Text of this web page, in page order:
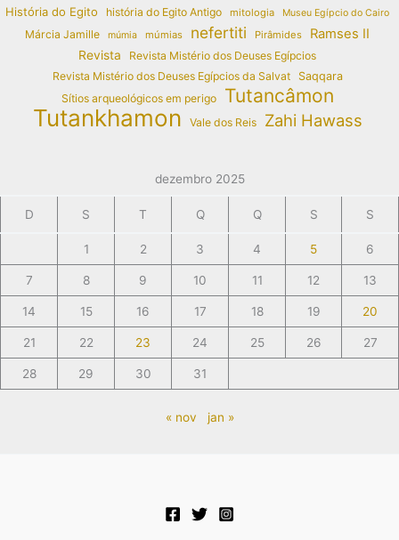
História do Egito
história do Egito Antigo mitologia Museu Egípcio do Cairo
Márcia Jamille múmia múmias nefertiti Pirâmides Ramses II
Revista
Revista Mistério dos Deuses Egípcios
Revista Mistério dos Deuses Egípcios da Salvat
Saqqara
Sítios arqueológicos em perigo
Tutancâmon
Tutankhamon Vale dos Reis Zahi Hawass
dezembro 2025
D S T Q Q S S
1 2 3 4 5 6
7 8 9 10 11 12 13
14 15 16 17 18 19 20
21 22 23 24 25 26 27
28 29 30 31
« nov jan »